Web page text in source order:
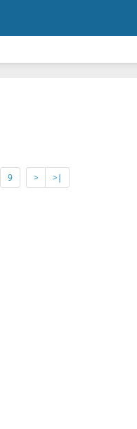
9 > >∣